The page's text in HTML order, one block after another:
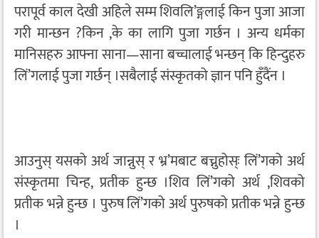
परापूर्व काल देखी अहिले सम्म शिवलि’ङ्गलाई किन पुजा आजा
गरी मान्छन ?किन ,के का लागि पुजा गर्छन । अन्य धर्मका
मानिसहरु आफ्ना साना—साना बच्चालाई भन्छन् कि हिन्दुहरु
लिं’गलाई पुजा गर्छन् ।सबैलाई संस्कृतको ज्ञान पनि हुँदैंन ।
आउनुस् यसको अर्थ जान्नुस् र भ्र’मबाट बच्नुहोस्ः लिं’गको अर्थ
संस्कृतमा चिन्ह, प्रतीक हुन्छ ।शिव लिं’गको अर्थ ,शिवको
प्रतीक भन्ने हुन्छ । पुरुष लिं’गको अर्थ पुरुषको प्रतीक भन्ने हुन्छ
।